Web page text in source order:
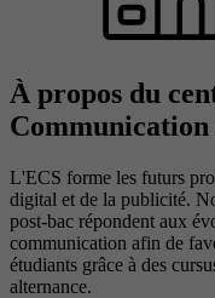
À propos du
Communication
L'ECS forme les futurs
digital et de la publicité.
post-bac répondent aux
communication afin de
étudiants grâce à des
alternance.